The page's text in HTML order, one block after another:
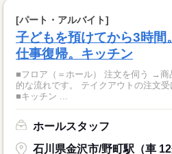
[パート・アルバイト]
子どもを預けてから3時間
仕事復帰。キッチン
■フロア（＝ホール） 注文を伺う →商品を出
的な流れです。 テイクアウトの注文
■キッチン ...
ホールスタッフ
石川県金沢市/野町駅（車 12